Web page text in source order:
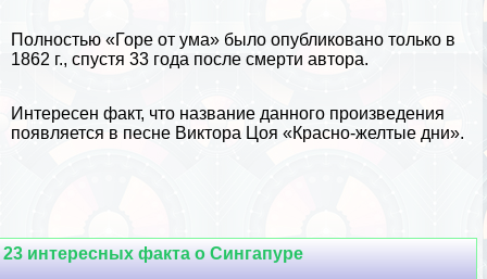
Полностью «Горе от ума» было опубликовано только в
1862 г., спустя 33 года после cмepти автора.
Интересен факт, что название данного произведения
появляется в песне Виктора Цоя «Красно-желтые дни».
23 интересных факта о Сингапуре